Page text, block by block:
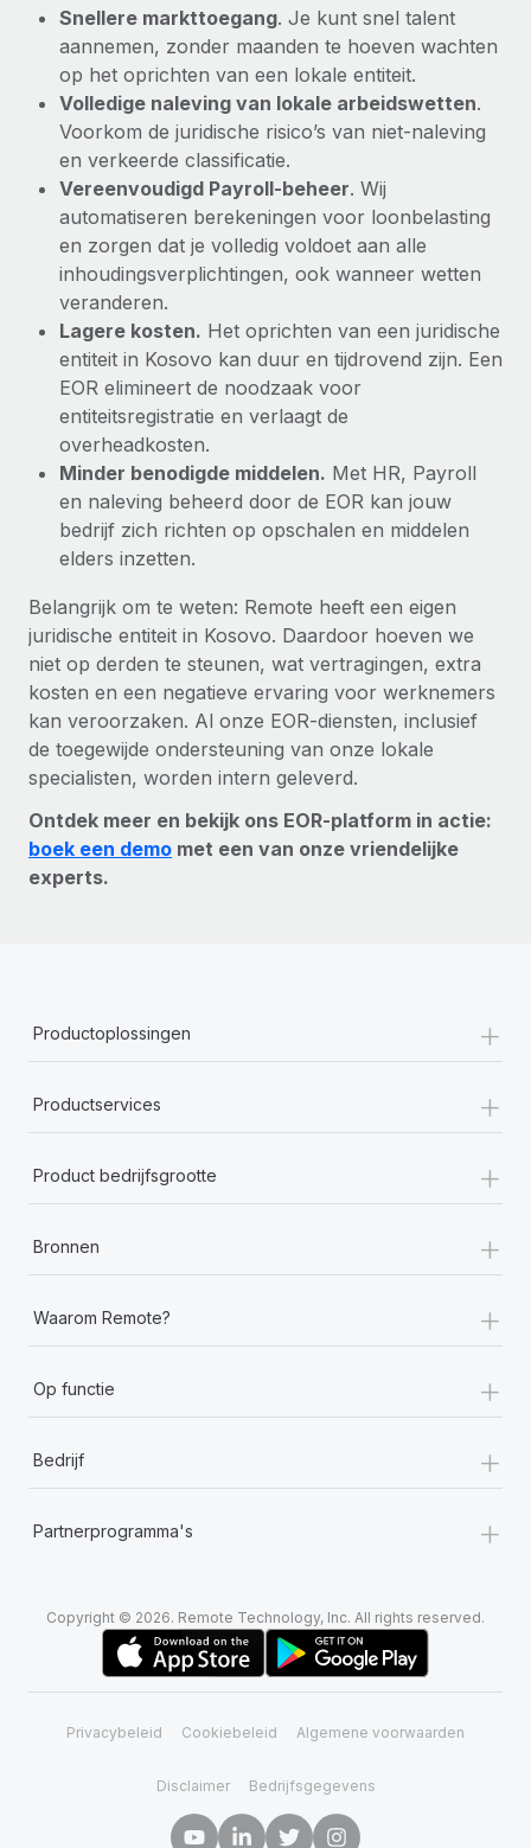
Snellere markttoegang. Je kunt snel talent
aannemen, zonder maanden te hoeven wachten
op het oprichten van een lokale entiteit.
Volledige naleving van lokale arbeidswetten.
Voorkom de juridische risico’s van niet-naleving
en verkeerde classificatie.
Vereenvoudigd Payroll-beheer. Wij
automatiseren berekeningen voor loonbelasting
en zorgen dat je volledig voldoet aan alle
inhoudingsverplichtingen, ook wanneer wetten
veranderen.
Lagere kosten. Het oprichten van een juridische
entiteit in Kosovo kan duur en tijdrovend zijn. Een
EOR elimineert de noodzaak voor
entiteitsregistratie en verlaagt de
overheadkosten.
Minder benodigde middelen. Met HR, Payroll
en naleving beheerd door de EOR kan jouw
bedrijf zich richten op opschalen en middelen
elders inzetten.
Belangrijk om te weten: Remote heeft een eigen
juridische entiteit in Kosovo. Daardoor hoeven we
niet op derden te steunen, wat vertragingen, extra
kosten en een negatieve ervaring voor werknemers
kan veroorzaken. Al onze EOR-diensten, inclusief
de toegewijde ondersteuning van onze lokale
specialisten, worden intern geleverd.
Ontdek meer en bekijk ons EOR-platform in actie:
boek een demo met een van onze vriendelijke
experts.
Productoplossingen +
Productservices +
Product bedrijfsgrootte +
Bronnen +
Waarom Remote? +
Op functie +
Bedrijf +
Partnerprogramma's +
Copyright © 2026. Remote Technology, Inc. All rights reserved.
Privacybeleid Cookiebeleid Algemene voorwaarden
Disclaimer Bedrijfsgegevens